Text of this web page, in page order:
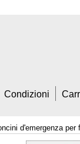
Condizioni
d'emergenza